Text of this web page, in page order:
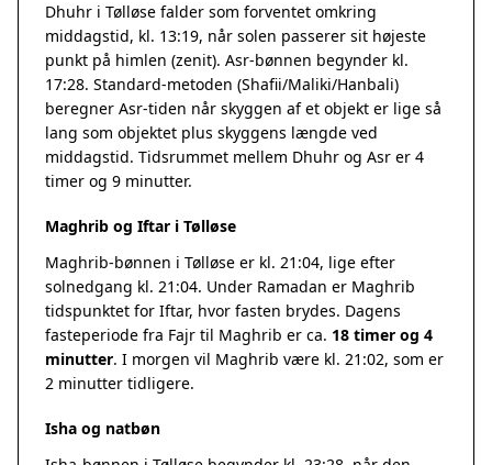
Dhuhr i Tølløse falder som forventet omkring
middagstid, kl. 13:19, når solen passerer sit højeste
punkt på himlen (zenit). Asr-bønnen begynder kl.
17:28. Standard-metoden (Shafii/Maliki/Hanbali)
beregner Asr-tiden når skyggen af et objekt er lige så
lang som objektet plus skyggens længde ved
middagstid. Tidsrummet mellem Dhuhr og Asr er 4
timer og 9 minutter.
Maghrib og Iftar i Tølløse
Maghrib-bønnen i Tølløse er kl. 21:04, lige efter
solnedgang kl. 21:04. Under Ramadan er Maghrib
tidspunktet for Iftar, hvor fasten brydes. Dagens
fasteperiode fra Fajr til Maghrib er ca. 18 timer og 4
minutter. I morgen vil Maghrib være kl. 21:02, som er
2 minutter tidligere.
Isha og natbøn